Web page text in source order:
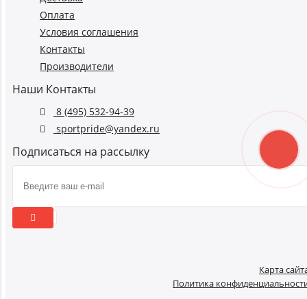
Оплата
Условия соглашения
Контакты
Производители
Наши Контакты
8 (495) 532-94-39
sportpride@yandex.ru
Подписаться на рассылку
Карта
Политика